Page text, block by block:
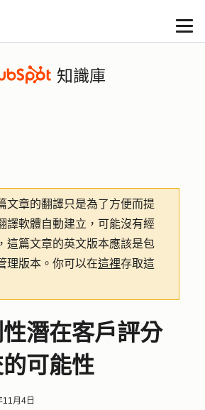
知識庫
文章的翻譯只是為了方便而提
譯軟體自動建立，可能沒有經
這篇文章的英文版本應該是包
理版本。你可以在這裡存取這
潛在客戶評分
可能性
月4日